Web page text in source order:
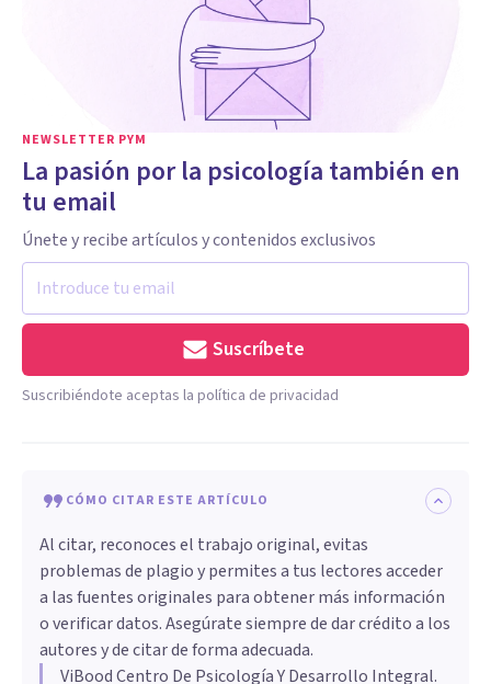
NEWSLETTER PYM
La pasión por la psicología también en
tu email
Únete y recibe artículos y contenidos exclusivos
Suscríbete
Suscribiéndote aceptas la política de privacidad
CÓMO CITAR ESTE ARTÍCULO
Al citar, reconoces el trabajo original, evitas
problemas de plagio y permites a tus lectores acceder
a las fuentes originales para obtener más información
o verificar datos. Asegúrate siempre de dar crédito a los
autores y de citar de forma adecuada.
ViBood Centro De Psicología Y Desarrollo Integral.